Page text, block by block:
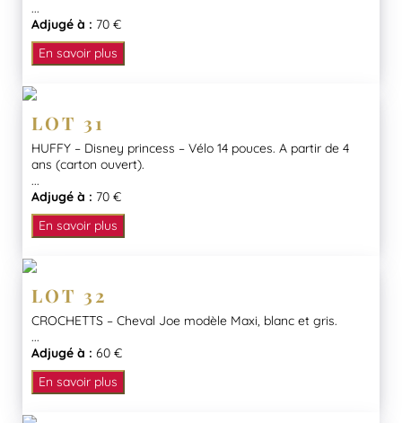
...
Adjugé à : 70 €
En savoir plus
LOT 31
HUFFY – Disney princess – Vélo 14 pouces. A partir de 4
ans (carton ouvert).
...
Adjugé à : 70 €
En savoir plus
LOT 32
CROCHETTS – Cheval Joe modèle Maxi, blanc et gris.
...
Adjugé à : 60 €
En savoir plus